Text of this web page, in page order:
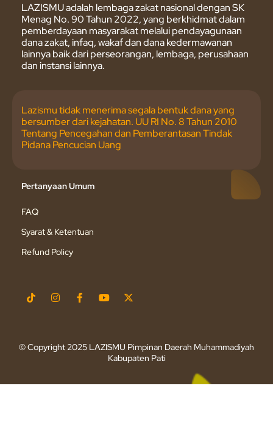
LAZISMU adalah lembaga zakat nasional dengan SK
Menag No. 90 Tahun 2022, yang berkhidmat dalam
pemberdayaan masyarakat melalui pendayagunaan
dana zakat, infaq, wakaf dan dana kedermawanan
lainnya baik dari perseorangan, lembaga, perusahaan
dan instansi lainnya.
Lazismu tidak menerima segala bentuk dana yang
bersumber dari kejahatan. UU RI No. 8 Tahun 2010
Tentang Pencegahan dan Pemberantasan Tindak
Pidana Pencucian Uang
Pertanyaan Umum
FAQ
Syarat & Ketentuan
Refund Policy
© Copyright 2025 LAZISMU Pimpinan Daerah Muhammadiyah
Kabupaten Pati